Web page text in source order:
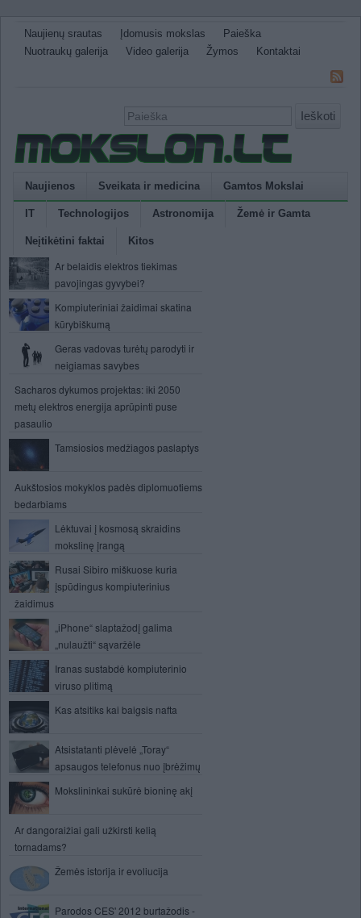
Naujienų srautas Įdomusis mokslas
Paieška
Nuotraukų galerija
Video galerija Žymos Kontaktai
Ieškoti
Naujienos Sveikata ir medicina Gamtos Mokslai
IT Technologijos Astronomija Žemė ir Gamta
Neįtikėtini faktai Kitos
Ar belaidis elektros tiekimas
pavojingas gyvybei?
Kompiuteriniai žaidimai skatina
kūrybiškumą
Geras vadovas turėtų parodyti ir
neigiamas savybes
Sacharos dykumos projektas: iki 2050
metų elektros energija aprūpinti puse
pasaulio
Tamsiosios medžiagos paslaptys
Aukštosios mokyklos padės diplomuotiems
bedarbiams
Lėktuvai į kosmosą skraidins
mokslinę įrangą
Rusai Sibiro miškuose kuria
įspūdingus kompiuterinius
žaidimus
„iPhone“ slaptažodį galima
„nulaužti“ sąvaržėle
Iranas sustabdė kompiuterinio
viruso plitimą
Kas atsitiks kai baigsis nafta
Atsistatanti plėvelė „Toray“
apsaugos telefonus nuo įbrėžimų
Mokslininkai sukūrė bioninę akį
Ar dangoraižiai gali užkirsti kelią
tornadams?
Žemės istorija ir evoliucija
Parodos CES' 2012 burtažodis -